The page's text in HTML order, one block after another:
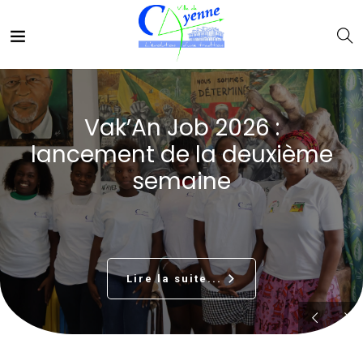
Vak’An Job 2026 :
lancement de la deuxième
semaine
Lire la suite...arrow_forward_ios